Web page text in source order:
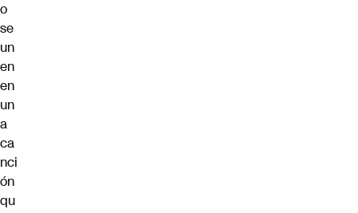
o
se
un
en
en
un
a
ca
nci
ón
qu